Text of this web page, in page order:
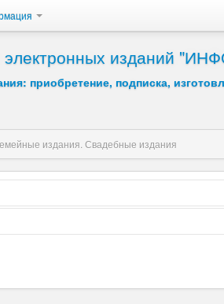
электронных изданий
приобретение, подписка,
издания. Свадебные издания